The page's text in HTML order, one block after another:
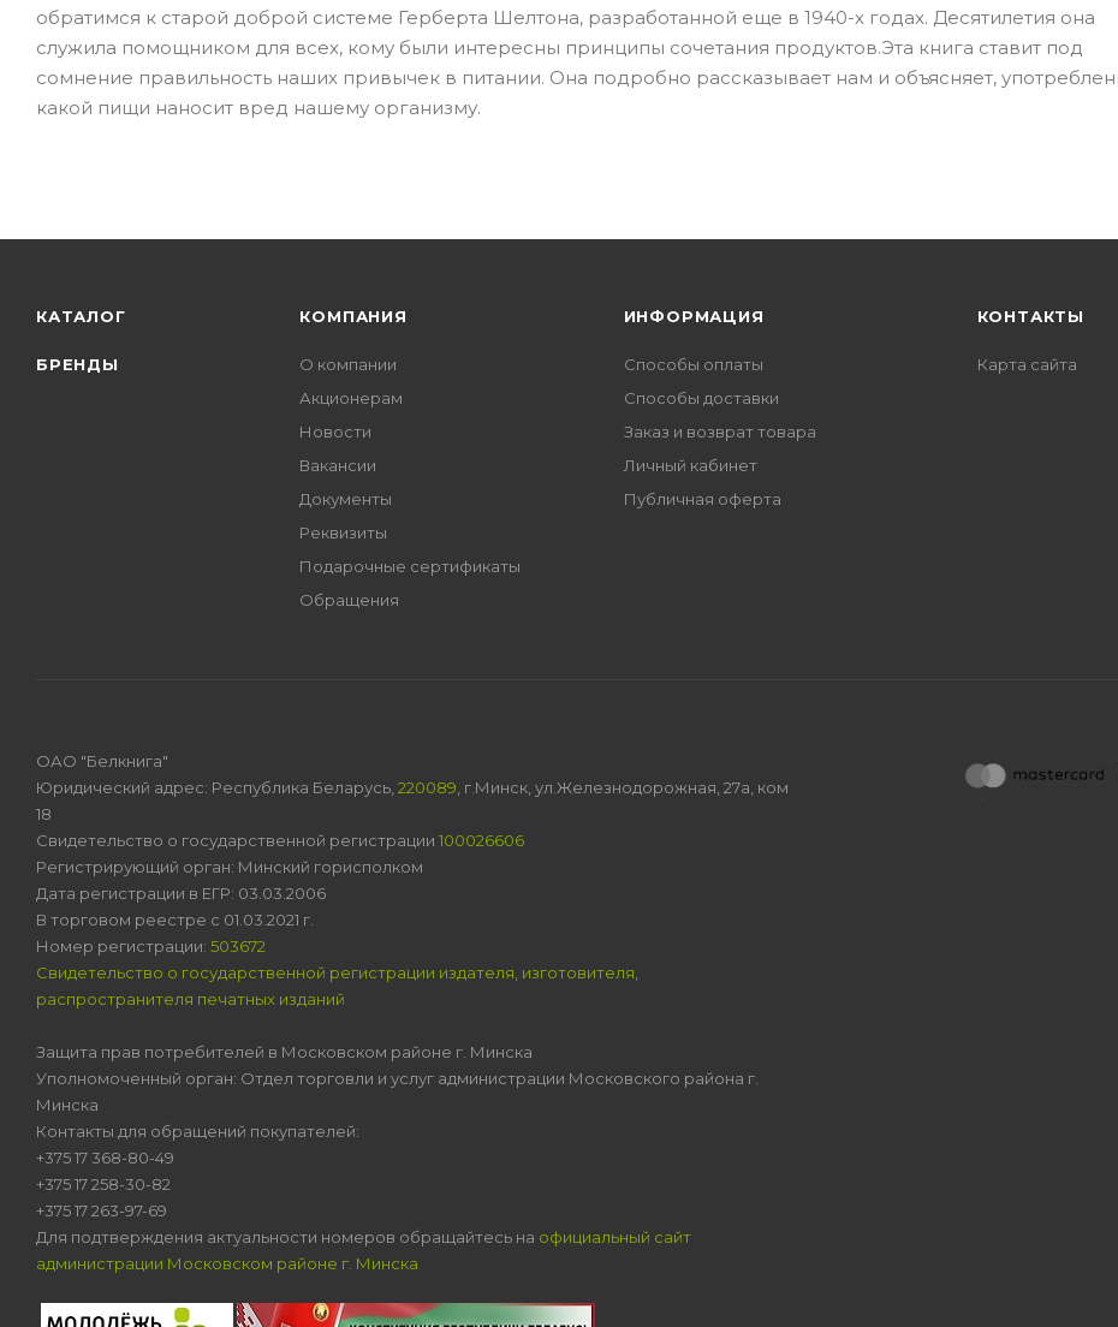
обратимся к старой доброй системе Герберта Шелтона, разработанной еще в 1940-х годах. Десятилетия она
служила помощником для всех, кому были интересны принципы сочетания продуктов.Эта книга ставит под
сомнение правильность наших привычек в питании. Она подробно рассказывает нам и объясняет,
какой пищи наносит вред нашему организму.
КАТАЛОГ
БРЕНДЫ
КОМПАНИЯ
О компании
Акционерам
Новости
Вакансии
Документы
Реквизиты
Подарочные сертификаты
Обращения
ИНФОРМАЦИЯ
Способы оплаты
Способы доставки
Заказ и возврат товара
Личный кабинет
Публичная оферта
КОНТАКТЫ
Карта сайта
ОАО "Белкнига"
Юридический адрес: Республика Беларусь, 220089 , г.Минск, ул.Железнодорожная, 27а, ком
18
Свидетельство о государственной регистрации 100026606
Регистрирующий орган: Минский горисполком
Дата регистрации в ЕГР: 03.03.2006
В торговом реестре с 01.03.2021 г.
Номер регистрации: 503672
Свидетельство о государственной регистрации издателя, изготовителя,
распространителя печатных изданий
Защита прав потребителей в Московском районе г. Минска
Уполномоченный орган: Отдел торговли и услуг администрации Московского района г.
Минска
Контакты для обращений покупателей:
+375 17 368-80-49
+375 17 258-30-82
+375 17 263-97-69
Для подтверждения актуальности номеров обращайтесь на официальный сайт
администрации Московском районе г. Минска